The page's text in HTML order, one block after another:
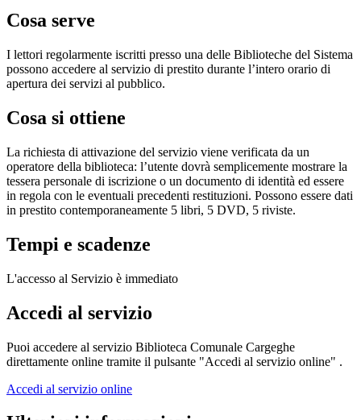
Cosa serve
I lettori regolarmente iscritti presso una delle Biblioteche del Sistema
possono accedere al servizio di prestito durante l’intero orario di
apertura dei servizi al pubblico.
Cosa si ottiene
La richiesta di attivazione del servizio viene verificata da un
operatore della biblioteca: l’utente dovrà semplicemente mostrare la
tessera personale di iscrizione o un documento di identità ed essere
in regola con le eventuali precedenti restituzioni. Possono essere dati
in prestito contemporaneamente 5 libri, 5 DVD, 5 riviste.
Tempi e scadenze
L'accesso al Servizio è immediato
Accedi al servizio
Puoi accedere al servizio Biblioteca Comunale Cargeghe
direttamente online tramite il pulsante "Accedi al servizio online" .
Accedi al servizio online